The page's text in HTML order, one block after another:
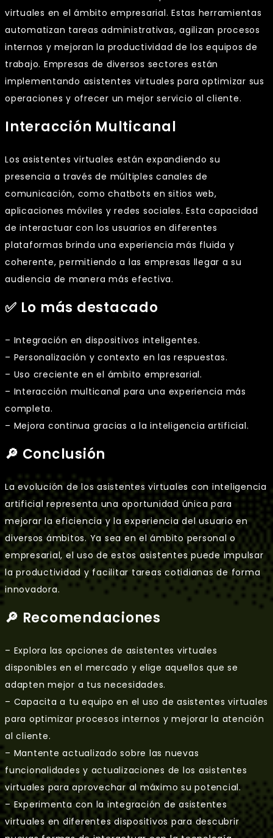
virtuales en el ámbito empresarial. Estas herramientas
automatizan tareas administrativas, agilizan procesos
internos y mejoran la productividad de los equipos de
trabajo. Empresas de diversos sectores están
implementando asistentes virtuales para optimizar sus
operaciones y ofrecer un mejor servicio al cliente.
Interacción Multicanal
Los asistentes virtuales están expandiendo su
presencia a través de múltiples canales de
comunicación, como chatbots en sitios web,
aplicaciones móviles y redes sociales. Esta capacidad
de interactuar con los usuarios en diferentes
plataformas brinda una experiencia más fluida y
coherente, permitiendo a las empresas llegar a su
audiencia de manera más efectiva.
✅ Lo más destacado
– Integración en dispositivos inteligentes.
– Personalización y contexto en las respuestas.
– Uso creciente en el ámbito empresarial.
– Interacción multicanal para una experiencia más
completa.
– Mejora continua gracias a la inteligencia artificial.
🔎 Conclusión
La evolución de los asistentes virtuales con inteligencia
artificial representa una oportunidad única para
mejorar la eficiencia y la experiencia del usuario en
diversos ámbitos. Ya sea en el ámbito personal o
empresarial, el uso de estos asistentes puede impulsar
la productividad y facilitar tareas cotidianas de forma
innovadora.
🔎 Recomendaciones
– Explora las opciones de asistentes virtuales
disponibles en el mercado y elige aquellos que se
adapten mejor a tus necesidades.
– Capacita a tu equipo en el uso de asistentes virtuales
para optimizar procesos internos y mejorar la atención
al cliente.
– Mantente actualizado sobre las nuevas
funcionalidades y actualizaciones de los asistentes
virtuales para aprovechar al máximo su potencial.
– Experimenta con la integración de asistentes
virtuales en diferentes dispositivos para descubrir